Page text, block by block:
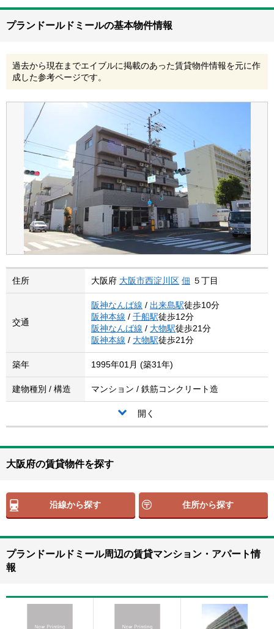
プランドールドミールの基本物件情報
過去から現在までエイブルに掲載のあった賃貸物件情報を元に作
成した参考ページです。
住所 大阪府 大阪市西淀川区 佃 ５丁目
交通
阪神なんば線 / 出来島駅徒歩10分
阪神本線 / 千船駅徒歩12分
阪神なんば線 / 大物駅徒歩21分
阪神本線 / 大物駅徒歩21分
築年 1995年01月 (築31年)
建物種別 / 構造 マンション / 鉄筋コンクリート造
開く
大阪府の賃貸物件を探す
沿線から探す 住所から探す
プランドールドミール周辺の賃貸マンション・アパート情
報